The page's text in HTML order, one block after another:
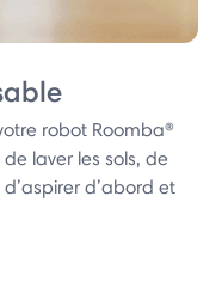
robot Roomba®
laver les sols, de
d’abord et